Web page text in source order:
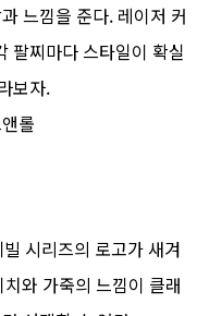
느낌을 준다. 레이저 커
팔찌마다 스타일이 확실
보자.
롤
시리즈의 로고가 새겨
와 가죽의 느낌이 클래